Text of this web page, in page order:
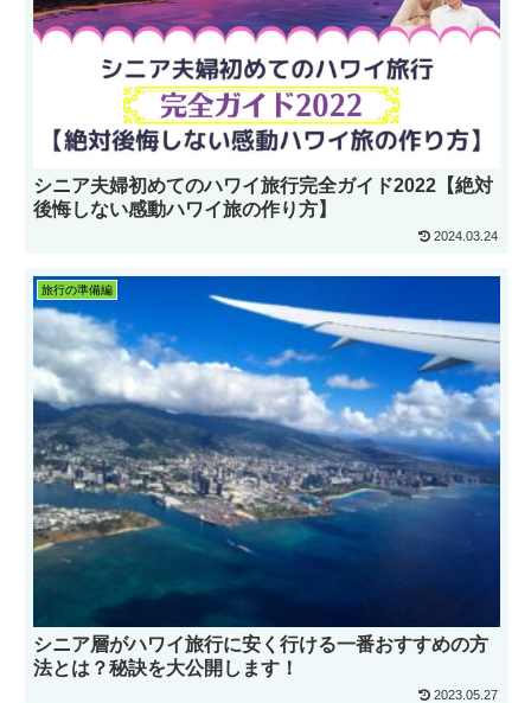
シニア夫婦初めてのハワイ旅行完全ガイド2022【絶対
後悔しない感動ハワイ旅の作り方】
2024.03.24
旅行の準備編
シニア層がハワイ旅行に安く行ける一番おすすめの方
法とは？秘訣を大公開します！
2023.05.27